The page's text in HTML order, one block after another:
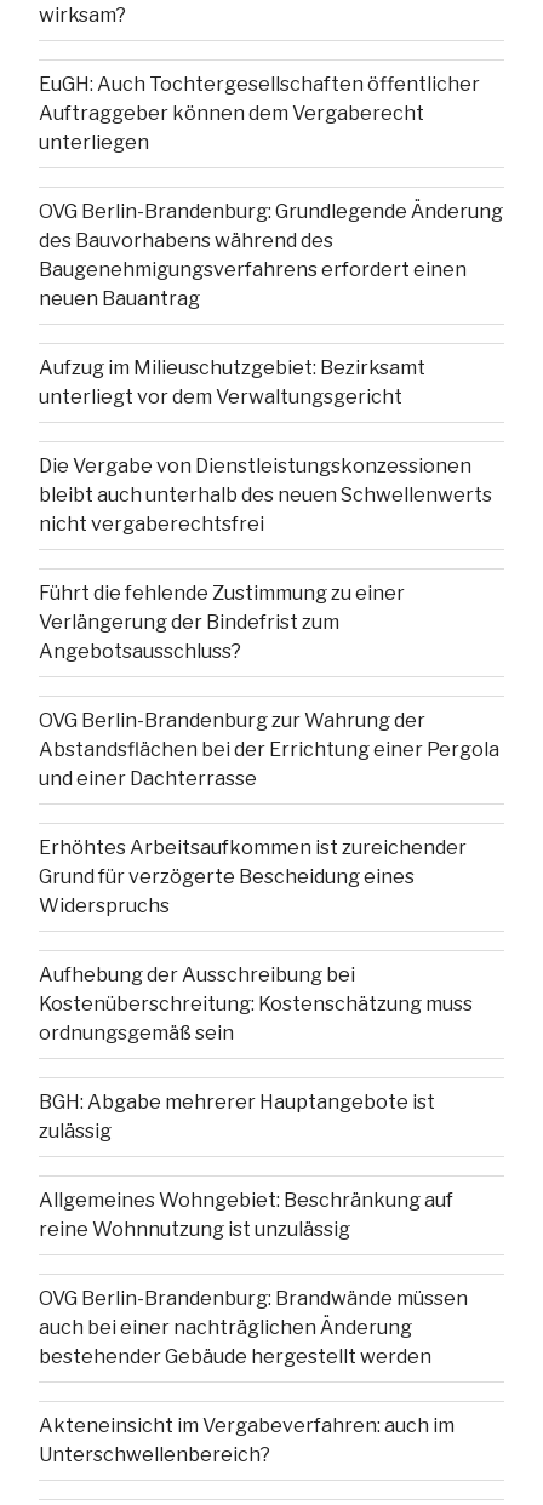
wirksam?
EuGH: Auch Tochtergesellschaften öffentlicher
Auftraggeber können dem Vergaberecht
unterliegen
OVG Berlin-Brandenburg: Grundlegende Änderung
des Bauvorhabens während des
Baugenehmigungsverfahrens erfordert einen
neuen Bauantrag
Aufzug im Milieuschutzgebiet: Bezirksamt
unterliegt vor dem Verwaltungsgericht
Die Vergabe von Dienstleistungskonzessionen
bleibt auch unterhalb des neuen Schwellenwerts
nicht vergaberechtsfrei
Führt die fehlende Zustimmung zu einer
Verlängerung der Bindefrist zum
Angebotsausschluss?
OVG Berlin-Brandenburg zur Wahrung der
Abstandsflächen bei der Errichtung einer Pergola
und einer Dachterrasse
Erhöhtes Arbeitsaufkommen ist zureichender
Grund für verzögerte Bescheidung eines
Widerspruchs
Aufhebung der Ausschreibung bei
Kostenüberschreitung: Kostenschätzung muss
ordnungsgemäß sein
BGH: Abgabe mehrerer Hauptangebote ist
zulässig
Allgemeines Wohngebiet: Beschränkung auf
reine Wohnnutzung ist unzulässig
OVG Berlin-Brandenburg: Brandwände müssen
auch bei einer nachträglichen Änderung
bestehender Gebäude hergestellt werden
Akteneinsicht im Vergabeverfahren: auch im
Unterschwellenbereich?